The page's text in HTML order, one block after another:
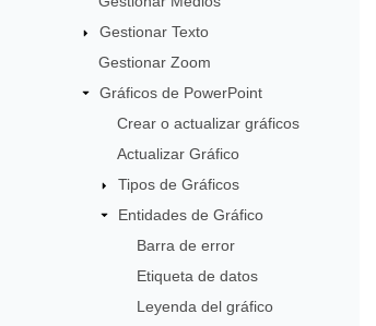
Gestionar Texto
Gestionar Zoom
Gráficos de PowerPoint
Crear o actualizar gráficos
Actualizar Gráfico
Tipos de Gráficos
Entidades de Gráfico
Barra de error
Etiqueta de datos
Leyenda del gráfico